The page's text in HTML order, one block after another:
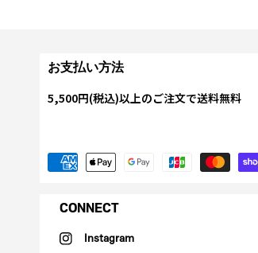
お支払い方法
5,500円(税込)以上のご注文で送料無料
CONNECT
Instagram